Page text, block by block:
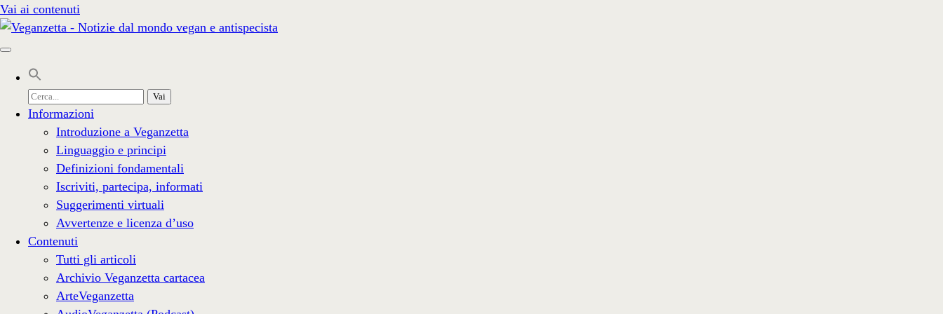
Vai ai contenuti
Cerca
per:
Informazioni
Introduzione a Veganzetta
Linguaggio e principi
Definizioni fondamentali
Iscriviti, partecipa, informati
Suggerimenti virtuali
Avvertenze e licenza d’uso
Contenuti
Tutti gli articoli
Archivio Veganzetta cartacea
ArteVeganzetta